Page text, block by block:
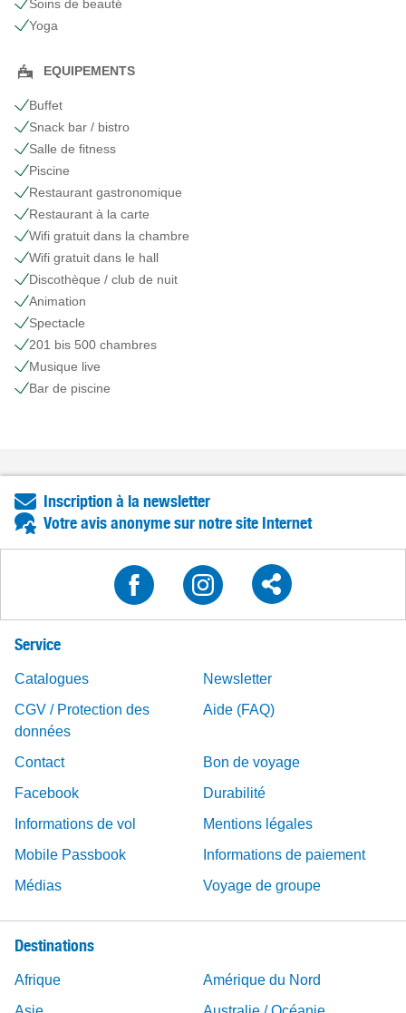
Soins de beauté
Yoga
EQUIPEMENTS
Buffet
Snack bar / bistro
Salle de fitness
Piscine
Restaurant gastronomique
Restaurant à la carte
Wifi gratuit dans la chambre
Wifi gratuit dans le hall
Discothèque / club de nuit
Animation
Spectacle
201 bis 500 chambres
Musique live
Bar de piscine
Inscription à la newsletter
Votre avis anonyme sur notre site Internet
Service
Catalogues
Newsletter
CGV / Protection des
données
Aide (FAQ)
Contact
Bon de voyage
Facebook
Durabilité
Informations de vol
Mentions légales
Mobile Passbook
Informations de paiement
Médias
Voyage de groupe
Destinations
Afrique
Amérique du Nord